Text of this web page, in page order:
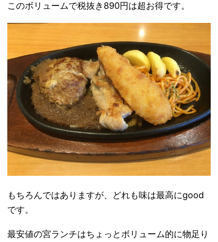
このボリュームで税抜き890円は超お得です。
もちろんではありますが、どれも味は最高にgood
です。
最安値の宮ランチはちょっとボリューム的に物足り